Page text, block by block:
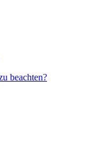
beachten?